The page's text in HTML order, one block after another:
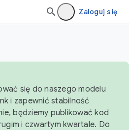
Zaloguj się
się do naszego modelu
i zapewnić stabilność
będziemy publikować kod
i czwartym kwartale. Do